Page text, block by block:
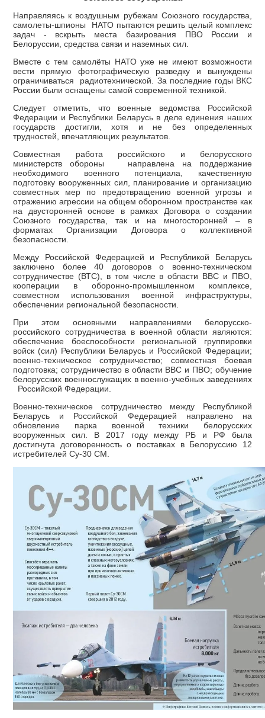
Направляясь к воздушным рубежам Союзного государства,
самолеты-шпионы НАТО пытаются решить целый комплекс
задач - вскрыть места базирования ПВО России и
Белоруссии, средства связи и наземных сил.
Вместе с тем самолёты НАТО уже не имеют возможности
вести прямую фотографическую разведку и вынуждены
ограничиваться радиотехнической. За последние годы ВКС
России были оснащены самой современной техникой.
Следует отметить, что военные ведомства Российской
Федерации и Республики Беларусь в деле единения наших
государств достигли, хотя и не без определенных
трудностей, впечатляющих результатов.
Совместная работа российского и белорусского
министерств обороны направлена на поддержание
необходимого военного потенциала, качественную
подготовку вооруженных сил, планирование и организацию
совместных мер по предотвращению военной угрозы и
отражению агрессии на общем оборонном пространстве как
на двусторонней основе в рамках Договора о создании
Союзного государства, так и на многосторонней – в
форматах Организации Договора о коллективной
безопасности.
Между Российской Федерацией и Республикой Беларусь
заключено более 40 договоров о военно-техническом
сотрудничестве (ВТС), в том числе в области ВВС и ПВО,
кооперации в оборонно-промышленном комплексе,
совместном использования военной инфраструктуры,
обеспечении региональной безопасности.
При этом основными направлениями белорусско-
российского сотрудничества в военной области являются:
обеспечение боеспособности региональной группировки
войск (сил) Республики Беларусь и Российской Федерации;
военно-техническое сотрудничество; совместная боевая
подготовка; сотрудничество в области ВВС и ПВО; обучение
белорусских военнослужащих в военно-учебных заведениях
Российской Федерации.
Военно-техническое сотрудничество между Республикой
Беларусь и Российской Федерацией направлено на
обновление парка военной техники белорусских
вооруженных сил. В 2017 году между РБ и РФ была
достигнута договоренность о поставках в Белоруссию 12
истребителей Су-30 СМ.